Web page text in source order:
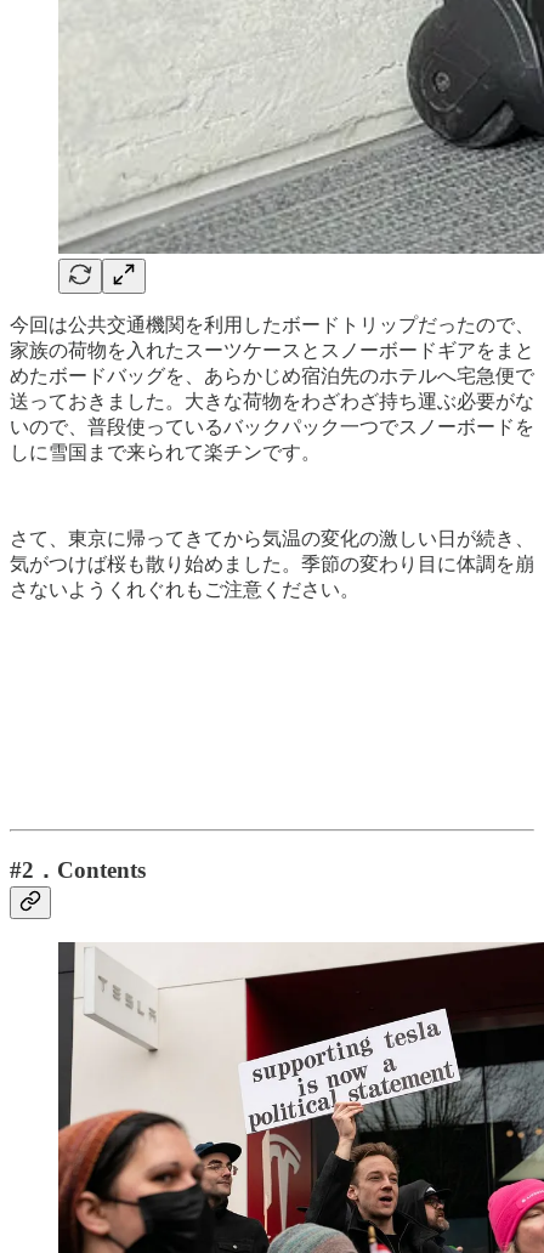
今回は公共交通機関を利用したボードトリップだったので、
家族の荷物を入れたスーツケースとスノーボードギアをまと
めたボードバッグを、あらかじめ宿泊先のホテルへ宅急便で
送っておきました。大きな荷物をわざわざ持ち運ぶ必要がな
いので、普段使っているバックパック一つでスノーボードを
しに雪国まで来られて楽チンです。
さて、東京に帰ってきてから気温の変化の激しい日が続き、
気がつけば桜も散り始めました。季節の変わり目に体調を崩
さないようくれぐれもご注意ください。
#2．Contents